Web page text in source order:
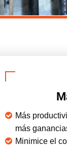
Más
más
Minimice el